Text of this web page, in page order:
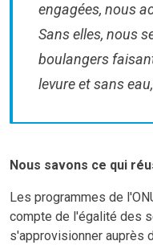
engagées, nous
Sans elles, nous
boulangers
levure et sans
Nous savons ce qui
Les programmes de
compte de l'égalité des
s'approvisionner auprès